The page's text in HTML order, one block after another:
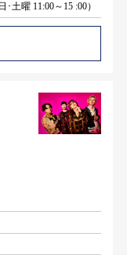
･土曜 11:00～15 :00）